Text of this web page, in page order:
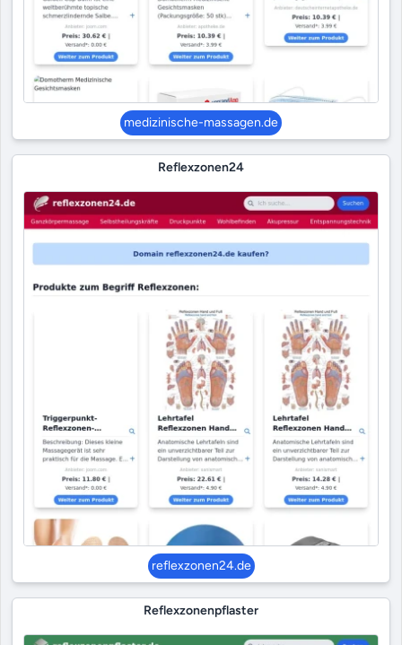
medizinische-massagen.de
Reflexzonen24
reflexzonen24.de
Reflexzonenpflaster